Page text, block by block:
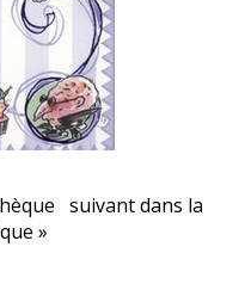
suivant dans la
»